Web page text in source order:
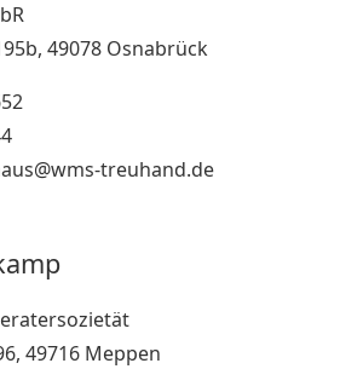
49078 Osnabrück
treuhand.de
49716 Meppen